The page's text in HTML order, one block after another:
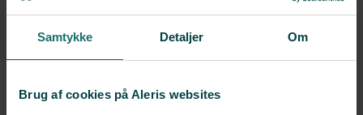
Samtykke Detaljer Om
Brug af cookies på Aleris websites